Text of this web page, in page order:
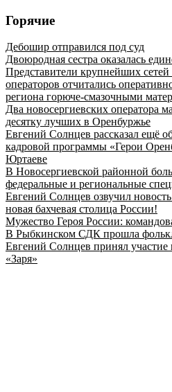
Горячие
Дебошир отправился под суд
Двоюродная сестра оказалась
Представители крупнейших
операторов отчитались
региона горюче‑смазочными
Два новосергиевских оператора
десятку лучших в Оренбуржье
Евгений Солнцев рассказал ещё
кадровой программы «Герои
Юртаеве
В Новосергиевской районной
федеральные и региональные
Евгений Солнцев озвучил
новая бахчевая столица России!
Мужество Героя России:
В Рыбкинском СДК прошла
Евгений Солнцев принял участие
«Заря»